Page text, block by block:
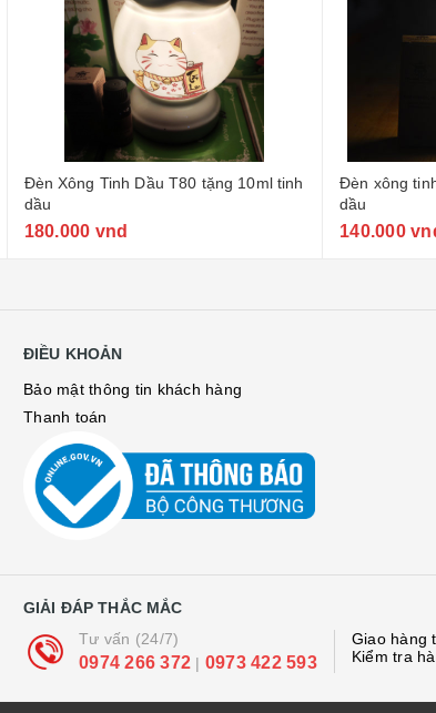
Đèn Xông Tinh Dầu T80 tặng 10ml tinh
dầu
180.000 vnd
Đèn xông
dầu
140.000
ĐIỀU KHOẢN
Bảo mật thông tin khách hàng
Thanh toán
GIẢI ĐÁP THẮC MẮC
Tư vấn (24/7)
0974 266 372 | 0973 422 593
Giao hàng
Kiểm tra